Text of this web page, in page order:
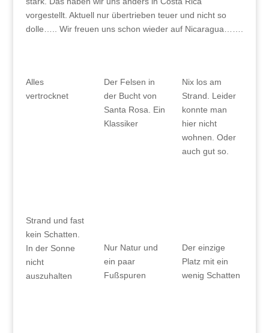
vorgestellt. Aktuell nur übertrieben teuer und nicht so
dolle….. Wir freuen uns schon wieder auf Nicaragua…….
Alles
vertrocknet
Der Felsen in
der Bucht von
Santa Rosa. Ein
Klassiker
Nix los am
Strand. Leider
konnte man
hier nicht
wohnen. Oder
auch gut so.
Strand und fast
kein Schatten.
In der Sonne
nicht
auszuhalten
Nur Natur und
ein paar
Fußspuren
Der einzige
Platz mit ein
wenig Schatten